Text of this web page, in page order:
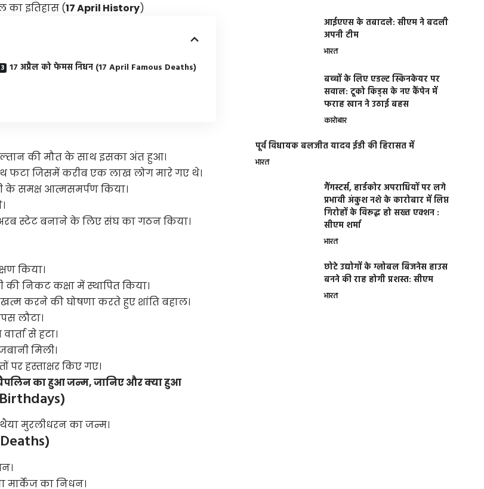
का इतिहास (17 April History)
17 अप्रैल को फेमस निधन (17 April Famous Deaths)
सुल्तान की मौत के साथ इसका अंत हुआ।
फटा जिसमें करीब एक लाख लोग मारे गए थे।
के समक्ष आत्मसमर्पण किया।
अरब स्टेट बनाने के लिए संघ का गठन किया।
किया।
की निकट कक्षा में स्थापित किया।
करने की घोषणा करते हुए शांति बहाल।
लौटा।
से हटा।
मिली।
पर हस्ताक्षर किए गए।
चैपलिन का हुआ जन्म, जानिए और क्या हुआ
मुरलीधरन का जन्म।
मार्केज का निधन।
आईएएस के तबादले: सीएम ने बदली
अपनी टीम
भारत
बच्चों के लिए एडल्ट स्किनकेयर पर
सवाल: टूको किड्स के नए कैंपेन में
फराह खान ने उठाई बहस
कारोबार
पूर्व विधायक बलजीत यादव ईडी की हिरासत में
भारत
गैंगस्टर्स, हार्डकोर अपराधियों पर लगे
प्रभावी अंकुश नशे के कारोबार में लिप्त
गिरोहों के विरूद्ध हो सख्त एक्शन :
सीएम शर्मा
भारत
छोटे उद्योगों के ग्लोबल बिजनेस हाउस
बनने की राह होगी प्रशस्त: सीएम
भारत